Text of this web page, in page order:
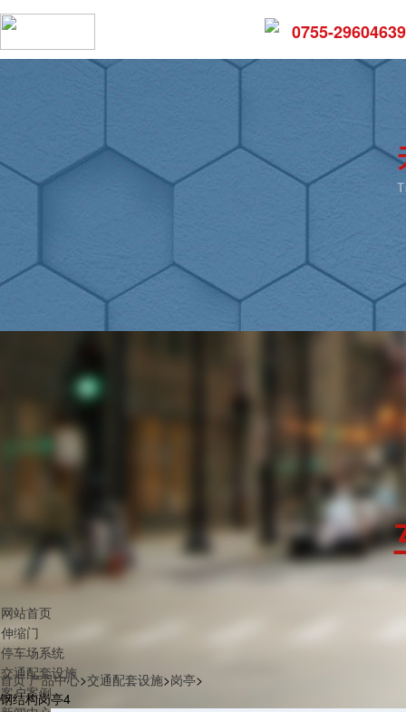
0755-29604639
网站首页
伸缩门
停车场系统
交通配套设施
客户案例
首页 产品中心>交通配套设施>岗亭>
钢结构岗亭4